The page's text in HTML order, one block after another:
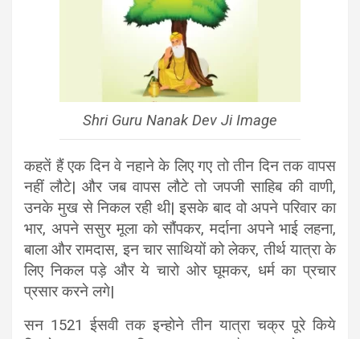
Shri Guru Nanak Dev Ji Image
कहतें हैं एक दिन वे नहाने के लिए गए तो तीन दिन तक वापस
नहीं लौटे| और जब वापस लौटे तो जपजी साहिब की वाणी,
उनके मुख से निकल रही थी| इसके बाद वो अपने परिवार का
भार, अपने ससुर मूला को सौंपकर, मर्दाना अपने भाई लहना,
बाला और रामदास, इन चार साथियों को लेकर, तीर्थ यात्रा के
लिए निकल पड़े और ये चारो ओर घूमकर, धर्म का प्रचार
प्रसार करने लगे|
सन 1521 ईसवी तक इन्होने तीन यात्रा चक्र पूरे किये